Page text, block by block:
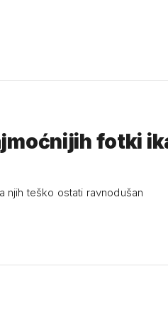
fotki
njih teško ostati ravnodušan